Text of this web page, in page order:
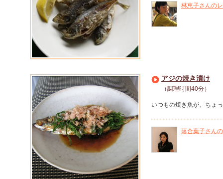
林恵子さんの
アジの焼き漬け
（調理時間40分）
いつもの焼き魚が、ちょ
落合葉子さん